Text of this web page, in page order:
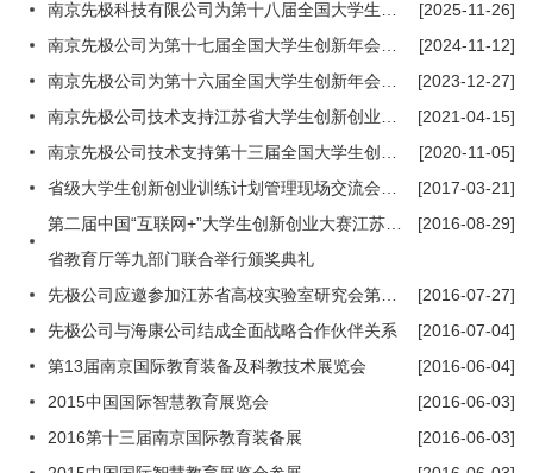
[2025-11-26]
[2024-11-12]
[2023-12-27]
[2021-04-15]
[2020-11-05]
[2017-03-21]
省教育厅等九部门联合举行颁奖典礼
[2016-08-29]
[2016-07-27]
先极公司与海康公司结成全面战略合作伙伴关系
[2016-07-04]
第13届南京国际教育装备及科教技术展览会
[2016-06-04]
2015中国国际智慧教育展览会
[2016-06-03]
2016第十三届南京国际教育装备展
[2016-06-03]